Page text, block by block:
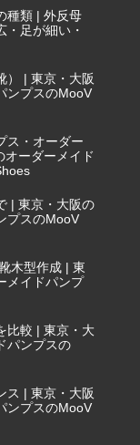
種類 | 外反母
・足が細い・
） | 東京・大阪
ンプスのMooV
ス・オーダー
オーダーメイド
| 東京・大阪の
プスのMooV
木型作成 | 東
メイドパンプ
比較 | 東京・大
パンプスの
ス | 東京・大阪
ンプスのMooV